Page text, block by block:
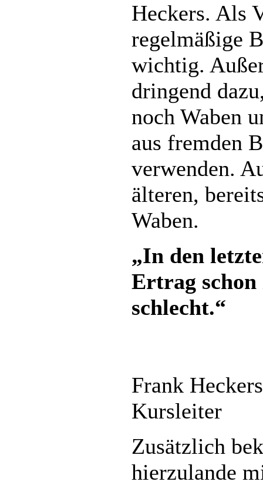
Heckers. Als
regelmäßige
wichtig.
dringend
noch Waben
aus fremden
verwenden.
älteren,
Waben.
„In den
Ertrag
schlecht.“
Frank
Kursleiter
Zusätzlich
hierzulande